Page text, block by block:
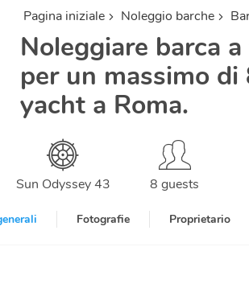
Pagina iniziale Noleggio barche
Noleggiare barca
per un massimo
yacht a Roma.
Sun Odyssey 43 8 guests
Fotografie Proprietario